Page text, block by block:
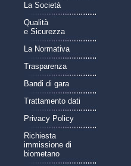
La Società
Qualità
e Sicurezza
La Normativa
Trasparenza
Bandi di gara
Trattamento dati
Privacy Policy
Richiesta
immissione di
biometano